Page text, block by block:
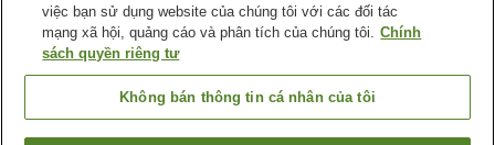
Tiện nghi chỗ nghỉ
Bãi đỗ xe
Xông hơi
Nhà hàng
việc bạn sử dụng website của chúng tôi với các đối tác
mạng xã hội, quảng cáo và phân tích của chúng tôi. Chính
sách quyền riêng tư
Không bán thông tin cá nhân của tôi